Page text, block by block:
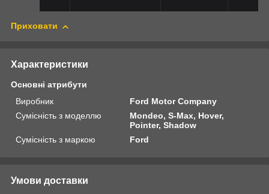
Приховати
Характеристики
Основні атрибути
Виробник
Ford Motor Company
Сумісність з моделлю
Mondeo, S-Max, Hover,
Pointer, Shadow
Сумісність з маркою
Ford
Умови доставки